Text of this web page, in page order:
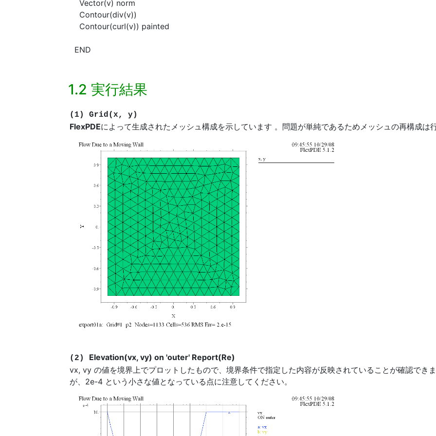
Vector(v) norm
Contour(div(v))
Contour(curl(v)) painted
END
1.2 実行結果
(1) Grid(x, y)
FlexPDEによって生成されたメッシュ構成を示しています 。問題が単純であるためメッシュの再構成は
(2) Elevation(vx, vy) on 'outer' Report(Re)
vx, vy の値を境界上でプロットしたもので、境界条件で指定した内容が反映されていることが確認でき
が、2e-4 という小さな値となっている点に注意してください。